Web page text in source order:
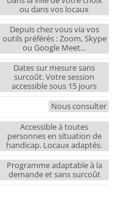
ou dans vos locaux
Depuis chez vous via vos
outils préférés : Zoom, Skype
ou Google Meet...
Dates sur mesure sans
surcoût. Votre session
accessible sous 15 jours
Nous consulter
Accessible à toutes
personnes en situation de
handicap. Locaux adaptés.
Programme adaptable à la
demande et sans surcoût